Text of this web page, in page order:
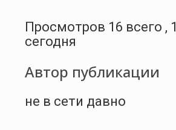
Просмотров 16 всего , 1
сегодня
Автор публикации
не в сети давно